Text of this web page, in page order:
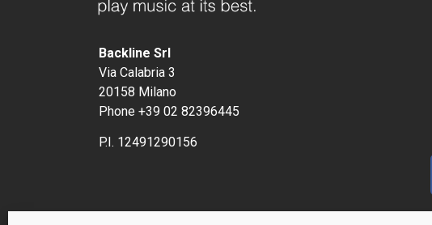
Backline Srl
Via Calabria 3
20158 Milano
Phone +39 02 82396445
P.I. 12491290156